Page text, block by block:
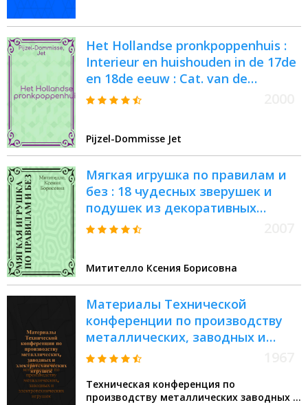
Het Hollandse pronkpoppenhuis :
Interieur en huishouden in de 17de
en 18de eeuw : Cat. van de
Tentoonstelling
Pijzel-Dommisse Jet
Мягкая игрушка по правилам и
без : 18 чудесных зверушек и
подушек из декоративных
тканей, трикотажа и велюра
Митителло Ксения Борисовна
Материалы Технической
конференции по производству
металлических, заводных и
электротехнических игрушек
Техническая конференция по
производству металлических заводных и